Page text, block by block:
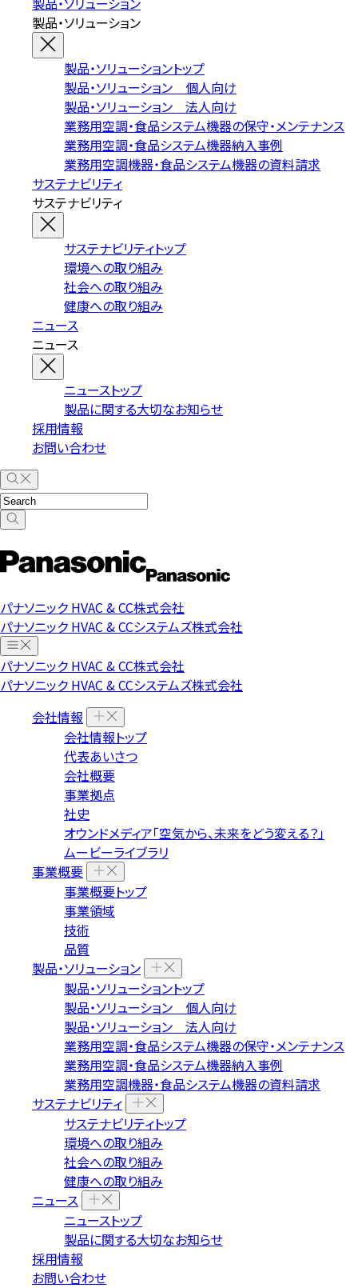
製品・ソリューション
製品・ソリューショントップ
製品・ソリューション 個人向け
製品・ソリューション 法人向け
業務用空調・食品システム機器の保守・メンテナンス
業務用空調・食品システム機器納入事例
業務用空調機器・食品システム機器の資料請求
サステナビリティ
サステナビリティ
サステナビリティトップ
環境への取り組み
社会への取り組み
健康への取り組み
ニュース
ニュース
ニューストップ
製品に関する大切なお知らせ
採用情報
お問い合わせ
パナソニック HVAC & CC株式会社
パナソニック HVAC & CCシステムズ株式会社
パナソニック HVAC & CC株式会社
パナソニック HVAC & CCシステムズ株式会社
会社情報
会社情報トップ
代表あいさつ
会社概要
事業拠点
社史
オウンドメディア「空気から、未来をどう変える？」
ムービーライブラリ
事業概要
事業概要トップ
事業領域
技術
品質
製品・ソリューション
製品・ソリューショントップ
製品・ソリューション 個人向け
製品・ソリューション 法人向け
業務用空調・食品システム機器の保守・メンテナンス
業務用空調・食品システム機器納入事例
業務用空調機器・食品システム機器の資料請求
サステナビリティ
サステナビリティトップ
環境への取り組み
社会への取り組み
健康への取り組み
ニュース
ニューストップ
製品に関する大切なお知らせ
採用情報
お問い合わせ